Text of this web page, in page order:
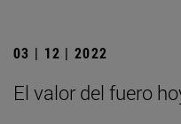
03 | 12 | 2022
El valor del fuero